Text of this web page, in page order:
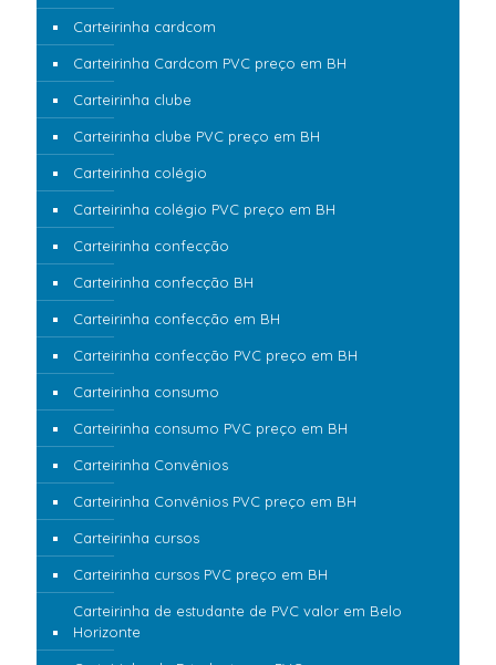
Carteirinha cardcom
Carteirinha Cardcom PVC preço em BH
Carteirinha clube
Carteirinha clube PVC preço em BH
Carteirinha colégio
Carteirinha colégio PVC preço em BH
Carteirinha confecção
Carteirinha confecção BH
Carteirinha confecção em BH
Carteirinha confecção PVC preço em BH
Carteirinha consumo
Carteirinha consumo PVC preço em BH
Carteirinha Convênios
Carteirinha Convênios PVC preço em BH
Carteirinha cursos
Carteirinha cursos PVC preço em BH
Carteirinha de estudante de PVC valor em Belo
Horizonte